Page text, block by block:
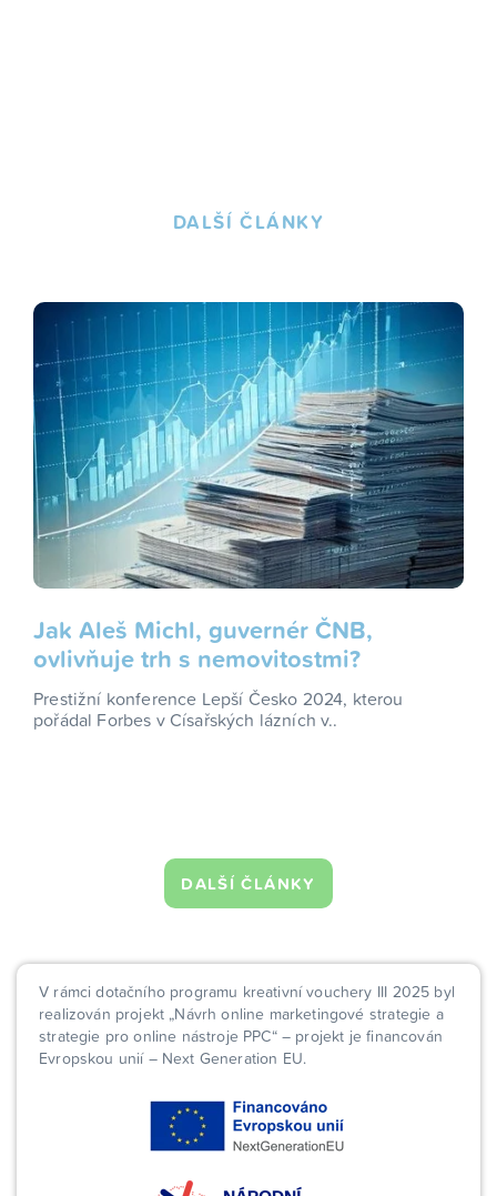
DALŠÍ ČLÁNKY
Jak Aleš Michl, guvernér ČNB,
ovlivňuje trh s nemovitostmi?
Prestižní konference Lepší Česko 2024, kterou
pořádal Forbes v Císařských lázních v..
DALŠÍ ČLÁNKY
V rámci dotačního programu kreativní vouchery III 2025 byl
realizován projekt „Návrh online marketingové strategie a
strategie pro online nástroje PPC“ – projekt je financován
Evropskou unií – Next Generation EU.